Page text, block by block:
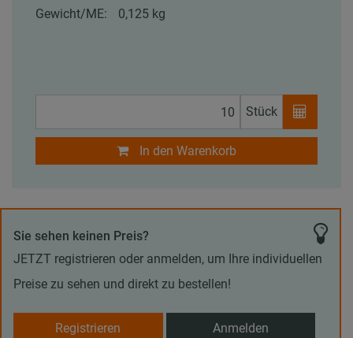
Gewicht/ME:
0,125 kg
Stück
In den Warenkorb
Sie sehen keinen Preis?
JETZT registrieren oder anmelden, um Ihre individuellen
Preise zu sehen und direkt zu bestellen!
Registrieren Anmelden